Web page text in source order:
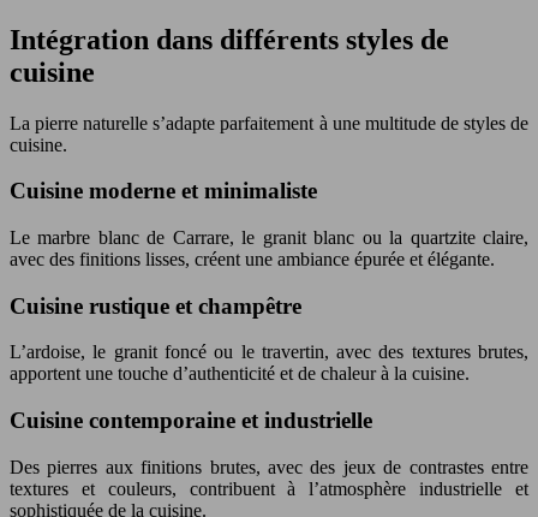
Intégration dans différents styles de
cuisine
La pierre naturelle s’adapte parfaitement à une multitude de styles de
cuisine.
Cuisine moderne et minimaliste
Le marbre blanc de Carrare, le granit blanc ou la quartzite claire,
avec des finitions lisses, créent une ambiance épurée et élégante.
Cuisine rustique et champêtre
L’ardoise, le granit foncé ou le travertin, avec des textures brutes,
apportent une touche d’authenticité et de chaleur à la cuisine.
Cuisine contemporaine et industrielle
Des pierres aux finitions brutes, avec des jeux de contrastes entre
textures et couleurs, contribuent à l’atmosphère industrielle et
sophistiquée de la cuisine.